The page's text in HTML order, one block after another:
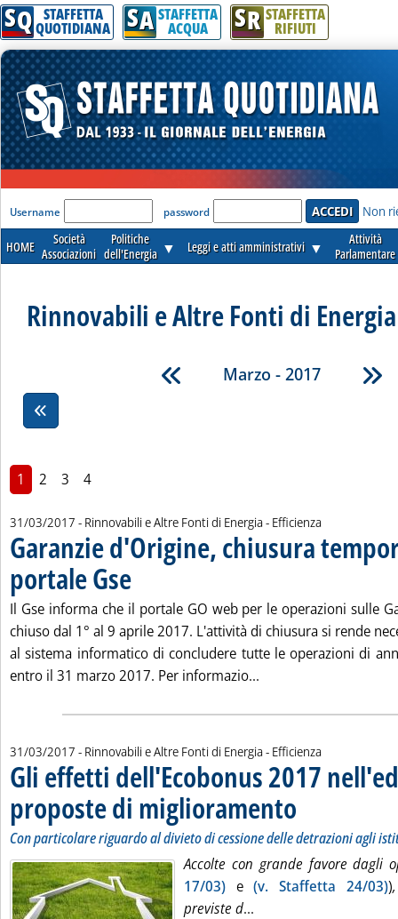
SQ STAFFETTA
QUOTIDIANA SA STAFFETTA
ACQUA SR STAFFETTA
RIFIUTI
'Modulo Login per accedere'
Username password Non
HOME
Società
Associazioni
Politiche
dell'Energia ▼ Leggi e atti amministrativi ▼
Attività
Parlamentare
Rinnovabili e Altre Fonti di
Marzo - 2017
1 2 3 4
31/03/2017 - Rinnovabili e Altre Fonti di Energia - Efficienza
Garanzie d'Origine, chiusura
portale Gse . Pubblicata venerdì 31 marzo 2017 alle 11.54.
Il Gse informa che il portale GO web per le operazioni sulle
chiuso dal 1° al 9 aprile 2017. L'attività di chiusura si rende
al sistema informatico di concludere tutte le operazioni di
entro il 31 marzo 2017. Per informazio...
31/03/2017 - Rinnovabili e Altre Fonti di Energia - Efficienza
Gli effetti dell'Ecobonus 2017
proposte di miglioramento
Con particolare riguardo al divieto di cessione delle detrazioni agli
Accolte con grande favore dagli
17/03) e(v. Staffetta 24/03))
previste d...